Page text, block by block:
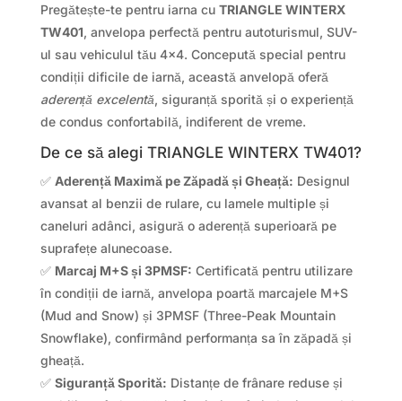
Pregătește-te pentru iarna cu TRIANGLE WINTERX
TW401, anvelopa perfectă pentru autoturismul, SUV-
ul sau vehiculul tău 4×4. Concepută special pentru
condiții dificile de iarnă, această anvelopă oferă
aderență excelentă, siguranță sporită și o experiență
de condus confortabilă, indiferent de vreme.
De ce să alegi TRIANGLE WINTERX TW401?
✅ Aderență Maximă pe Zăpadă și Gheață: Designul
avansat al benzii de rulare, cu lamele multiple și
caneluri adânci, asigură o aderență superioară pe
suprafețe alunecoase.
✅ Marcaj M+S și 3PMSF: Certificată pentru utilizare
în condiții de iarnă, anvelopa poartă marcajele M+S
(Mud and Snow) și 3PMSF (Three-Peak Mountain
Snowflake), confirmând performanța sa în zăpadă și
gheață.
✅ Siguranță Sporită: Distanțe de frânare reduse și